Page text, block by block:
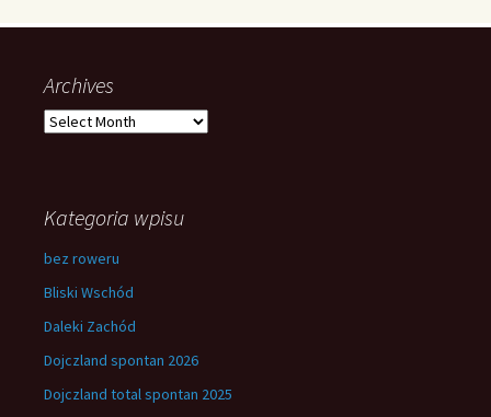
Archives
Archives
Kategoria wpisu
bez roweru
Bliski Wschód
Daleki Zachód
Dojczland spontan 2026
Dojczland total spontan 2025